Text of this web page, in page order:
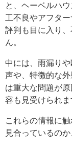
と、ヘーベルハ
工不良やアフタ
評判も目に入り
ん。
中には、雨漏り
声や、特徴的な
は重大な問題が
容も見受けられま
これらの情報に
見合っているの